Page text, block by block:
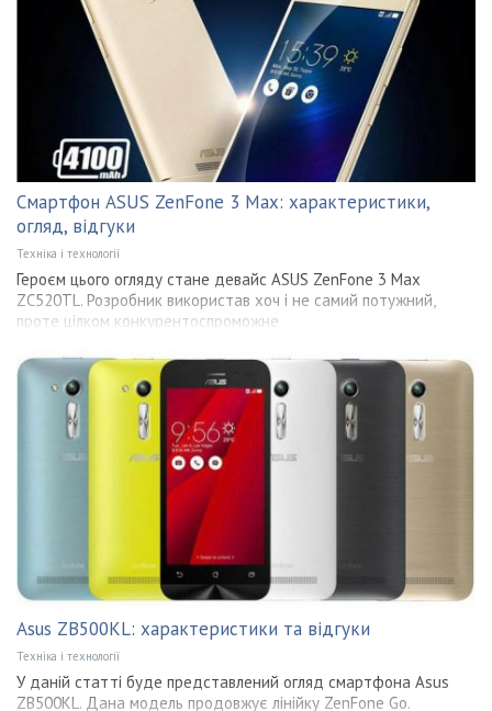
Смартфон ASUS ZenFone 3 Max: характеристики,
огляд, відгуки
Техніка і технології
Героєм цього огляду стане девайс ASUS ZenFone 3 Max
ZC520TL. Розробник використав хоч і не самий потужний,
проте цілком конкурентоспроможне
Asus ZB500KL: характеристики та відгуки
Техніка і технології
У даній статті буде представлений огляд смартфона Asus
ZB500KL. Дана модель продовжує лінійку ZenFone Go.